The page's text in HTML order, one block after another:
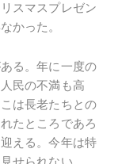
スマスプレゼン
かった。
る。年に一度の
民の不満も高
は長老たちとの
たところであろ
える。今年は特